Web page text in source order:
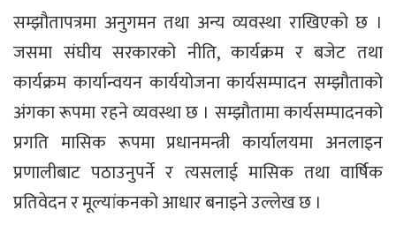
सम्झौतापत्रमा अनुगमन तथा अन्य व्यवस्था राखिएको छ ।
जसमा संघीय सरकारको नीति, कार्यक्रम र बजेट तथा
कार्यक्रम कार्यान्वयन कार्ययोजना कार्यसम्पादन सम्झौताको
अंगका रूपमा रहने व्यवस्था छ । सम्झौतामा कार्यसम्पादनको
प्रगति मासिक रूपमा प्रधानमन्त्री कार्यालयमा अनलाइन
प्रणालीबाट पठाउनुपर्ने र त्यसलाई मासिक तथा वार्षिक
प्रतिवेदन र मूल्यांकनको आधार बनाइने उल्लेख छ ।